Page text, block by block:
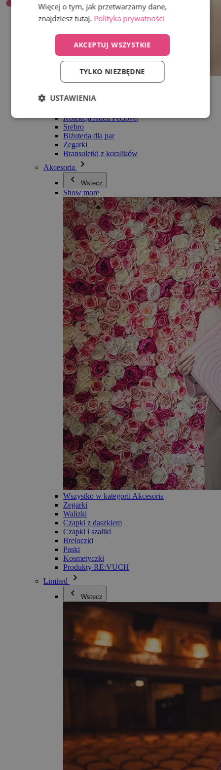
Wszystko w kategorii Biżuteria
Bransoletki
Kolekcja Adéli Pečlovej
Srebro
Biżuteria dla par
Zegarki
Bransoletki z koralików
Akcesoria
Wstecz
Show more
Wszystko w kategorii Akcesoria
Zegarki
Walizki
Czapki z daszkiem
Czapki i szaliki
Breloczki
Paski
Kosmetyczki
Produkty RE:VUCH
Limited
Wstecz
Więcej o tym, jak przetwarzamy dane,
znajdziesz tutaj. Polityka prywatności
AKCEPTUJ WSZYSTKIE
TYLKO NIEZBĘDNE
USTAWIENIA